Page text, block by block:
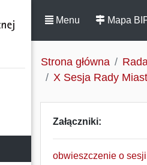
Menu Mapa
Strona główna
X Sesja Rady
Załączniki:
obwieszczenie o sesji